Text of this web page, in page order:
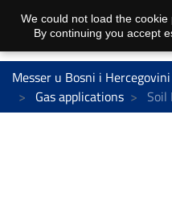
Messer u Bosni i Hercegovini
Gas applications
Soil
We could not load the cookie
By continuing you accept